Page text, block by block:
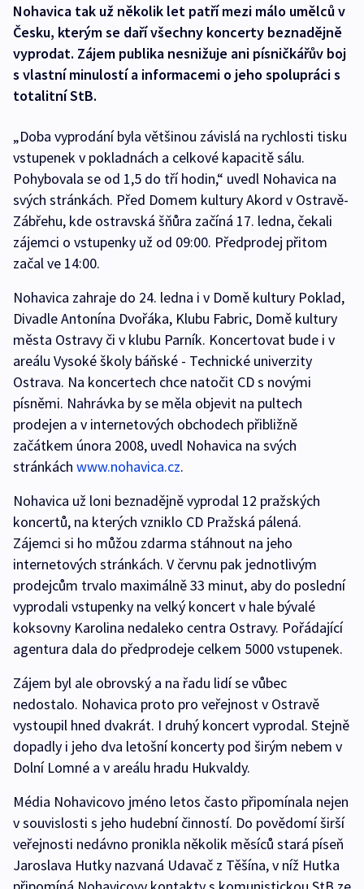
Nohavica tak už několik let patří mezi málo umělců v
Česku, kterým se daří všechny koncerty beznadějně
vyprodat. Zájem publika nesnižuje ani písničkářův boj
s vlastní minulostí a informacemi o jeho spolupráci s
totalitní StB.
„Doba vyprodání byla většinou závislá na rychlosti tisku
vstupenek v pokladnách a celkové kapacitě sálu.
Pohybovala se od 1,5 do tří hodin,“ uvedl Nohavica na
svých stránkách. Před Domem kultury Akord v Ostravě-
Zábřehu, kde ostravská šňůra začíná 17. ledna, čekali
zájemci o vstupenky už od 09:00. Předprodej přitom
začal ve 14:00.
Nohavica zahraje do 24. ledna i v Domě kultury Poklad,
Divadle Antonína Dvořáka, Klubu Fabric, Domě kultury
města Ostravy či v klubu Parník. Koncertovat bude i v
areálu Vysoké školy báňské - Technické univerzity
Ostrava. Na koncertech chce natočit CD s novými
písněmi. Nahrávka by se měla objevit na pultech
prodejen a v internetových obchodech přibližně
začátkem února 2008, uvedl Nohavica na svých
stránkách www.nohavica.cz.
Nohavica už loni beznadějně vyprodal 12 pražských
koncertů, na kterých vzniklo CD Pražská pálená.
Zájemci si ho můžou zdarma stáhnout na jeho
internetových stránkách. V červnu pak jednotlivým
prodejcům trvalo maximálně 33 minut, aby do poslední
vyprodali vstupenky na velký koncert v hale bývalé
koksovny Karolina nedaleko centra Ostravy. Pořádající
agentura dala do předprodeje celkem 5000 vstupenek.
Zájem byl ale obrovský a na řadu lidí se vůbec
nedostalo. Nohavica proto pro veřejnost v Ostravě
vystoupil hned dvakrát. I druhý koncert vyprodal. Stejně
dopadly i jeho dva letošní koncerty pod širým nebem v
Dolní Lomné a v areálu hradu Hukvaldy.
Média Nohavicovo jméno letos často připomínala nejen
v souvislosti s jeho hudební činností. Do povědomí širší
veřejnosti nedávno pronikla několik měsíců stará píseň
Jaroslava Hutky nazvaná Udavač z Těšína, v níž Hutka